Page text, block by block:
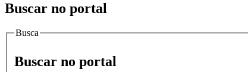
Buscar no portal
Busca
Buscar no portal